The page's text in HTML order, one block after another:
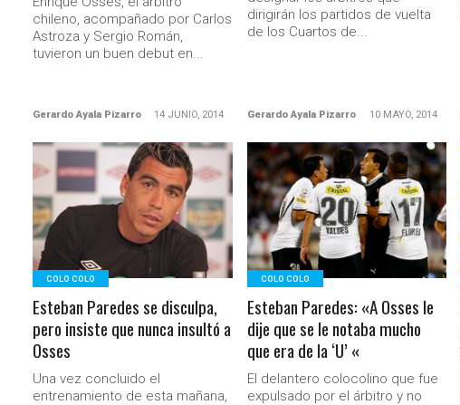
chileno, acompañado por Carlos
Astroza y Sergio Román,
tuvieron un buen debut en...
Gerardo Ayala Pizarro 14 JUNIO, 2014
dirigirán los partidos de vuelta
de los Cuartos de...
Gerardo Ayala Pizarro 10 MAYO, 2014
LEER MÁS
COLO COLO
Esteban Paredes se disculpa,
pero insiste que nunca insultó a
Osses
Una vez concluido el
entrenamiento de esta mañana,
LEER MÁS
COLO COLO
Esteban Paredes: «A Osses le
dije que se le notaba mucho
que era de la ‘U’ «
El delantero colocolino que fue
expulsado por el árbitro y no